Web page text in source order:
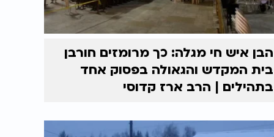
הבן איש חי מגלה: כך מרומזים חורבן
בית המקדש והגאולה בפסוק אחד
בתהילים | הרב ארז קדוסי